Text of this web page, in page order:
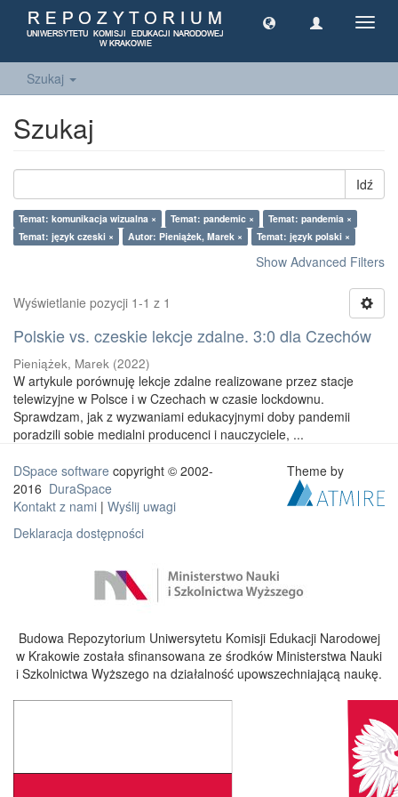
Szukaj
Szukaj
Idź
Temat: komunikacja wizualna × Temat: pandemic ×
Temat: pandemia ×
Temat: język czeski ×
Autor: Pieniążek, Marek × Temat: język polski ×
Show Advanced Filters
Wyświetlanie pozycji 1-1 z 1
Polskie vs. czeskie lekcje zdalne. 3:0 dla Czechów
Pieniążek, Marek (2022)
W artykule porównuję lekcje zdalne realizowane przez stacje
telewizyjne w Polsce i w Czechach w czasie lockdownu.
Sprawdzam, jak z wyzwaniami edukacyjnymi doby pandemii
poradzili sobie medialni producenci i nauczyciele, ...
DSpace software copyright © 2002-
2016 DuraSpace
Kontakt z nami | Wyślij uwagi
Deklaracja dostępności
Theme by
Budowa Repozytorium Uniwersytetu Komisji Edukacji Narodowej
w Krakowie została sfinansowana ze środków Ministerstwa Nauki
i Szkolnictwa Wyższego na działalność upowszechniającą naukę.